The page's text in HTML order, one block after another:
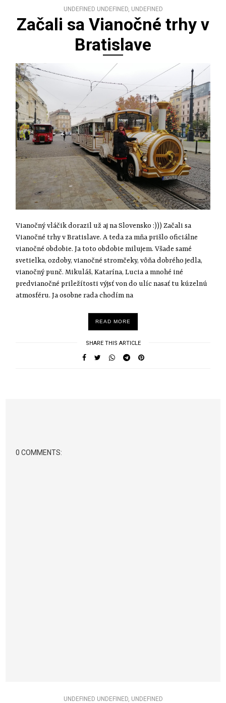
UNDEFINED UNDEFINED, UNDEFINED
Začali sa Vianočné trhy v
Bratislave
Vianočný vláčik dorazil už aj na Slovensko :))) Začali sa
Vianočné trhy v Bratislave. A teda za mňa prišlo oficiálne
vianočné obdobie. Ja toto obdobie milujem. Všade samé
svetielka, ozdoby, vianočné stromčeky, vôňa dobrého jedla,
vianočný punč. Mikuláš, Katarína, Lucia a mnohé iné
predvianočné priležítosti výjsť von do ulíc nasať tu kúzelnú
atmosféru. Ja osobne rada chodím na
READ MORE
SHARE THIS ARTICLE
0 COMMENTS:
UNDEFINED UNDEFINED, UNDEFINED